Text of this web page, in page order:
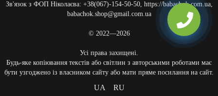
Зв'язок з ФОП Ніколаєва: +38(067)-154-50-50, https://babachok.com.ua,
babachok.shop@gmail.com.ua
© 2022—2026
Усі права захищені.
Будь-яке копіювання текстів або світлин з авторськими роботами має
бути узгоджено із власником сайту або мати пряме посилання на сайт.
UA RU